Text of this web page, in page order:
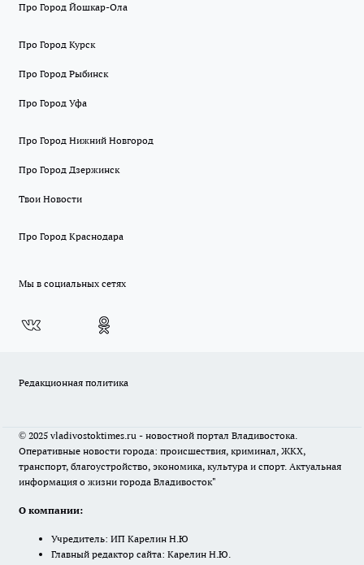
Про Город Йошкар-Ола
Про Город Курск
Про Город Рыбинск
Про Город Уфа
Про Город Нижний Новгород
Про Город Дзержинск
Твои Новости
Про Город Краснодара
Мы в социальных сетях
Редакционная политика
© 2025 vladivostoktimes.ru - новостной портал Владивостока.
Оперативные новости города: происшествия, криминал, ЖКХ,
транспорт, благоустройство, экономика, культура и спорт. Актуальная
информация о жизни города Владивосток"
О компании:
Учредитель: ИП Карелин Н.Ю
Главный редактор сайта: Карелин Н.Ю.